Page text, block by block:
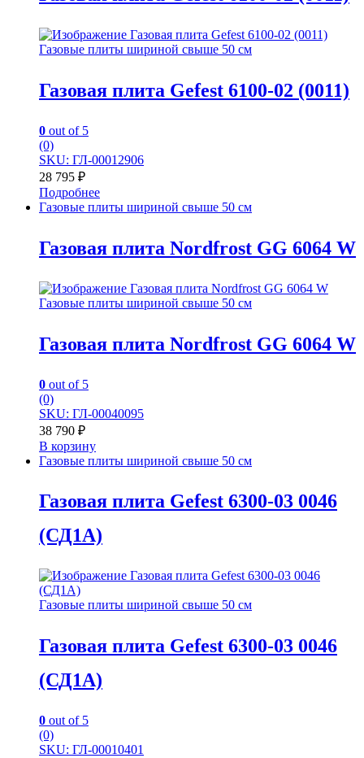
Газовые плиты шириной свыше 50 см
Газовая плита Gefest 6100-02 (0011)
0 out of 5
(0)
SKU: ГЛ-00012906
28 795 ₽
Подробнее
Газовые плиты шириной свыше 50 см
Газовая плита Nordfrost GG 6064 W
Газовые плиты шириной свыше 50 см
Газовая плита Nordfrost GG 6064 W
0 out of 5
(0)
SKU: ГЛ-00040095
38 790 ₽
В корзину
Газовые плиты шириной свыше 50 см
Газовая плита Gefest 6300-03 0046
(СД1А)
Газовые плиты шириной свыше 50 см
Газовая плита Gefest 6300-03 0046
(СД1А)
0 out of 5
(0)
SKU: ГЛ-00010401